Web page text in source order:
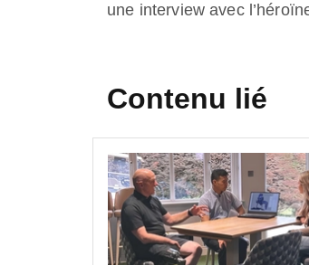
une interview avec
Contenu lié